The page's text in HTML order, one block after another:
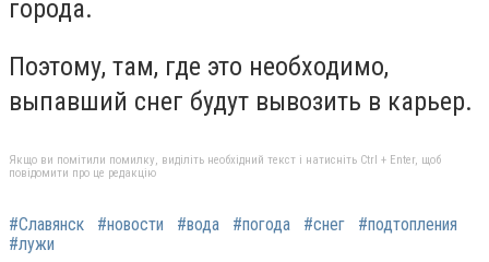
города.
Поэтому, там, где это необходимо,
выпавший снег будут вывозить в карьер.
Якщо ви помітили помилку, виділіть необхідний текст і натисніть Ctrl + Enter, щоб
повідомити про це редакцію
#Славянск #новости #вода #погода #снег
#подтопления
#лужи